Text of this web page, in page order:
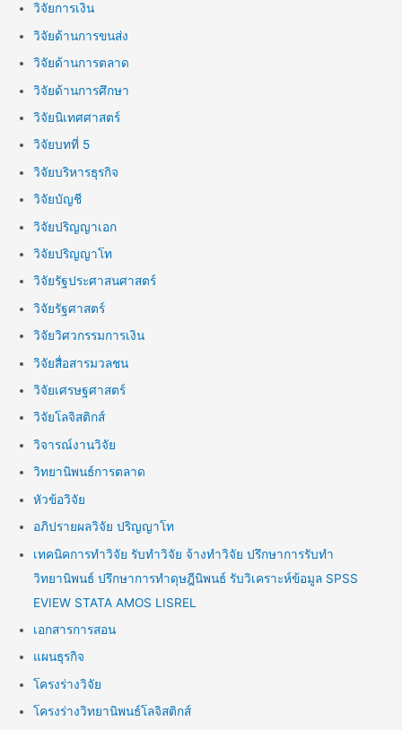
วิจัยการเงิน
วิจัยด้านการขนส่ง
วิจัยด้านการตลาด
วิจัยด้านการศึกษา
วิจัยนิเทศศาสตร์
วิจัยบทที่ 5
วิจัยบริหารธุรกิจ
วิจัยบัญชี
วิจัยปริญญาเอก
วิจัยปริญญาโท
วิจัยรัฐประศาสนศาสตร์
วิจัยรัฐศาสตร์
วิจัยวิศวกรรมการเงิน
วิจัยสื่อสารมวลชน
วิจัยเศรษฐศาสตร์
วิจัยโลจิสติกส์
วิจารณ์งานวิจัย
วิทยานิพนธ์การตลาด
หัวข้อวิจัย
อภิปรายผลวิจัย ปริญญาโท
เทคนิคการทำวิจัย รับทำวิจัย จ้างทำวิจัย ปรึกษาการรับทำ
วิทยานิพนธ์ ปรึกษาการทำดุษฎีนิพนธ์ รับวิเคราะห์ข้อมูล SPSS
EVIEW STATA AMOS LISREL
เอกสารการสอน
แผนธุรกิจ
โครงร่างวิจัย
โครงร่างวิทยานิพนธ์โลจิสติกส์